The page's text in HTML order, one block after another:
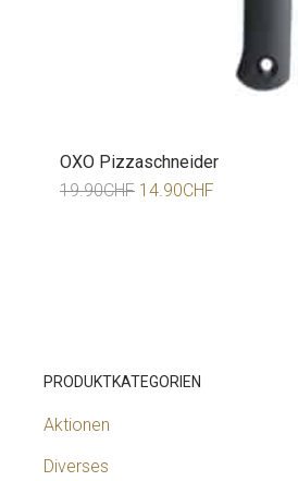
OXO Pizzaschneider
19.90CHF 14.90CHF
PRODUKTKATEGORIEN
Aktionen
Diverses